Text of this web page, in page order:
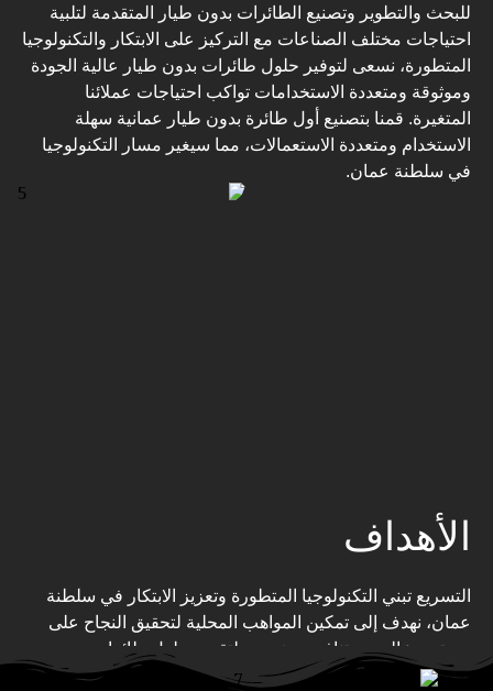
للبحث والتطوير وتصنيع الطائرات بدون طيار المتقدمة لتلبية
احتياجات مختلف الصناعات مع التركيز على الابتكار والتكنولوجيا
المتطورة، نسعى لتوفير حلول طائرات بدون طيار عالية الجودة
وموثوقة ومتعددة الاستخدامات تواكب احتياجات عملائنا
المتغيرة. قمنا بتصنيع أول طائرة بدون طيار عمانية سهلة
الاستخدام ومتعددة الاستعمالات، مما سيغير مسار التكنولوجيا
في سلطنة عمان.
الأهداف
التسريع تبني التكنولوجيا المتطورة وتعزيز الابتكار في سلطنة
عمان، نهدف إلى تمكين المواهب المحلية لتحقيق النجاح على
مستوى عالمي و تنافسي. نسعى لتقديم حلول طائرات بدون
طيار متقدمة مصممة خصيصا لتلبية احتياجات مختلف